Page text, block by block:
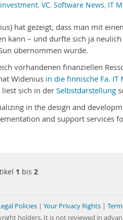
investment, VC, Software News, IT
hat gezeigt, dass man mit
kann – und durfte sich ja
übernommen wurde.
vorhandenen finanziellen
Widenius in die finnische Fa.
liest sich in der Selbstdarstellung
in the design and
and support services
1 bis 2
Policies | Your Privacy Rights |
holders. It is not reviewed in